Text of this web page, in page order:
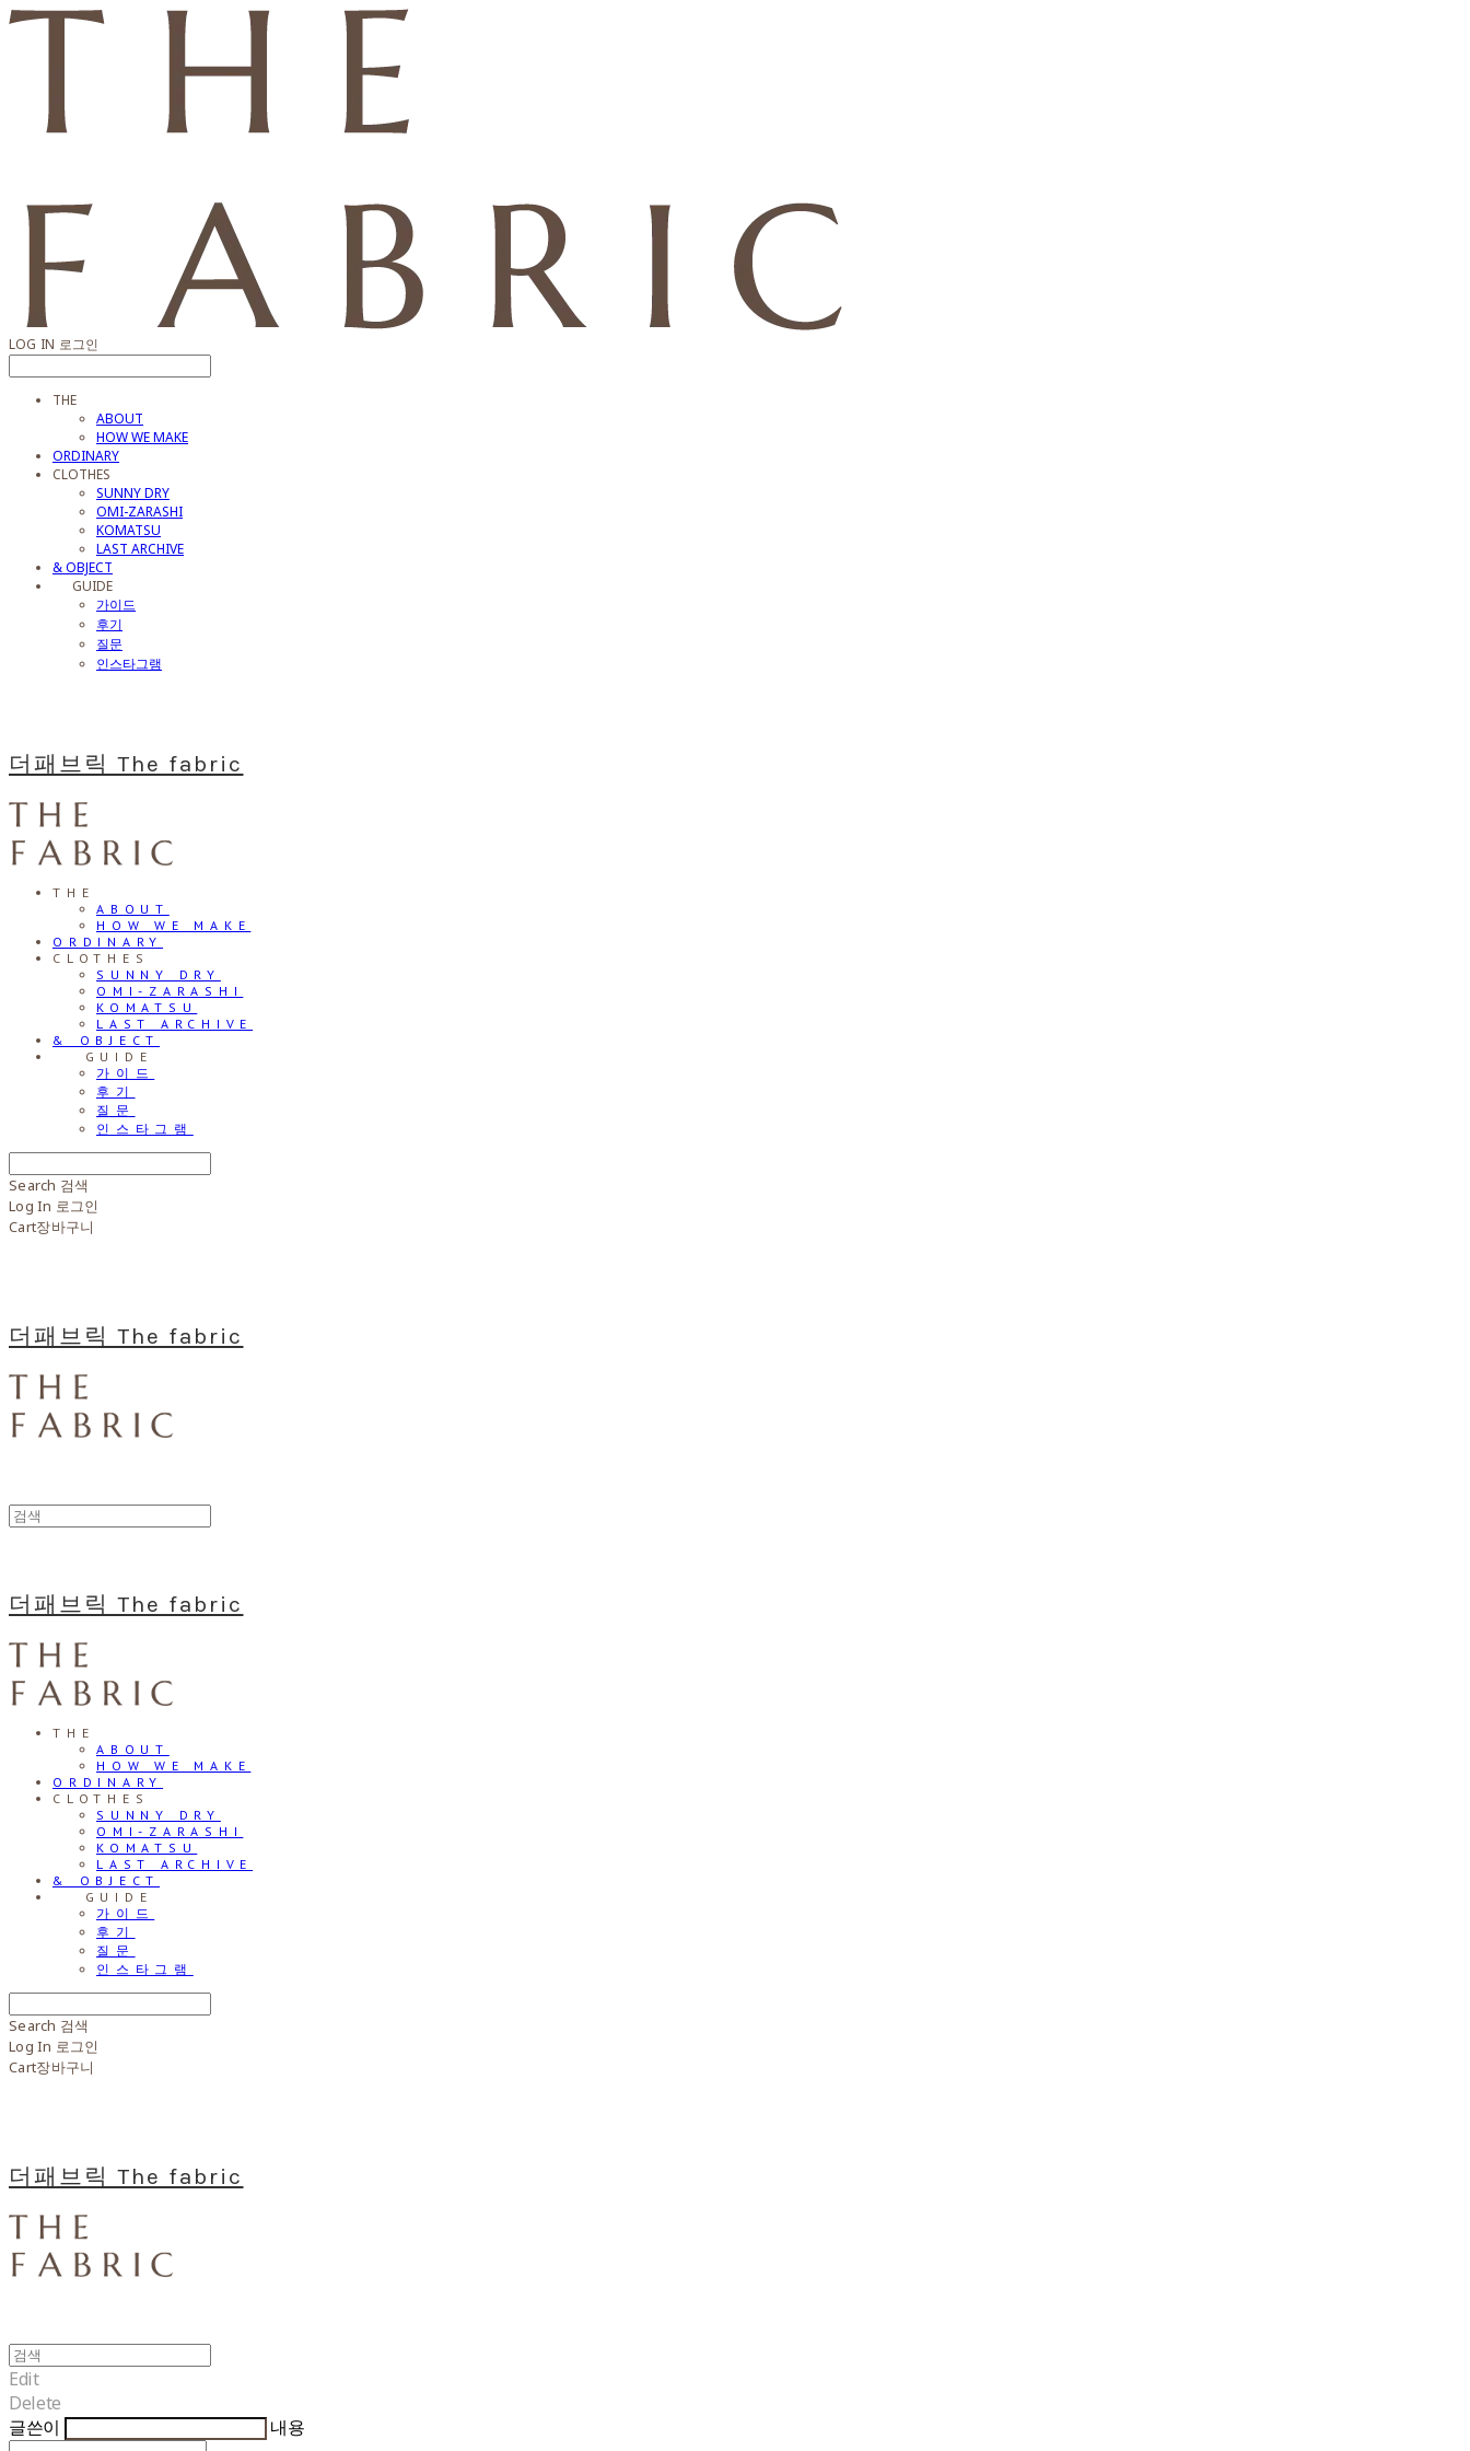
LOG IN 로그인
THE
ABOUT
HOW WE MAKE
ORDINARY
CLOTHES
SUNNY DRY
OMI-ZARASHI
KOMATSU
LAST ARCHIVE
& OBJECT
⠀⠀GUIDE
가이드
후기
질문
인스타그램
더패브릭 The fabric
THE
ABOUT
HOW WE MAKE
ORDINARY
CLOTHES
SUNNY DRY
OMI-ZARASHI
KOMATSU
LAST ARCHIVE
& OBJECT
⠀⠀GUIDE
가이드
후기
질문
인스타그램
Search 검색
Log In 로그인
Cart장바구니
더패브릭 The fabric
더패브릭 The fabric
THE
ABOUT
HOW WE MAKE
ORDINARY
CLOTHES
SUNNY DRY
OMI-ZARASHI
KOMATSU
LAST ARCHIVE
& OBJECT
⠀⠀GUIDE
가이드
후기
질문
인스타그램
Search 검색
Log In 로그인
Cart장바구니
더패브릭 The fabric
Edit
Delete
글쓴이
내용